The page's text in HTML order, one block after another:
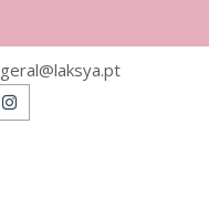
geral@laksya.pt